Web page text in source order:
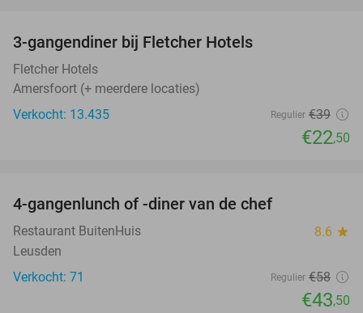
3-gangendiner bij Fletcher Hotels
Fletcher Hotels
Amersfoort (+ meerdere locaties)
Verkocht: 13.435
Regulier €39
€22,50
4-gangenlunch of -diner van de chef
Restaurant BuitenHuis 8.6 star
Leusden
Verkocht: 71
Regulier €58
€43,50